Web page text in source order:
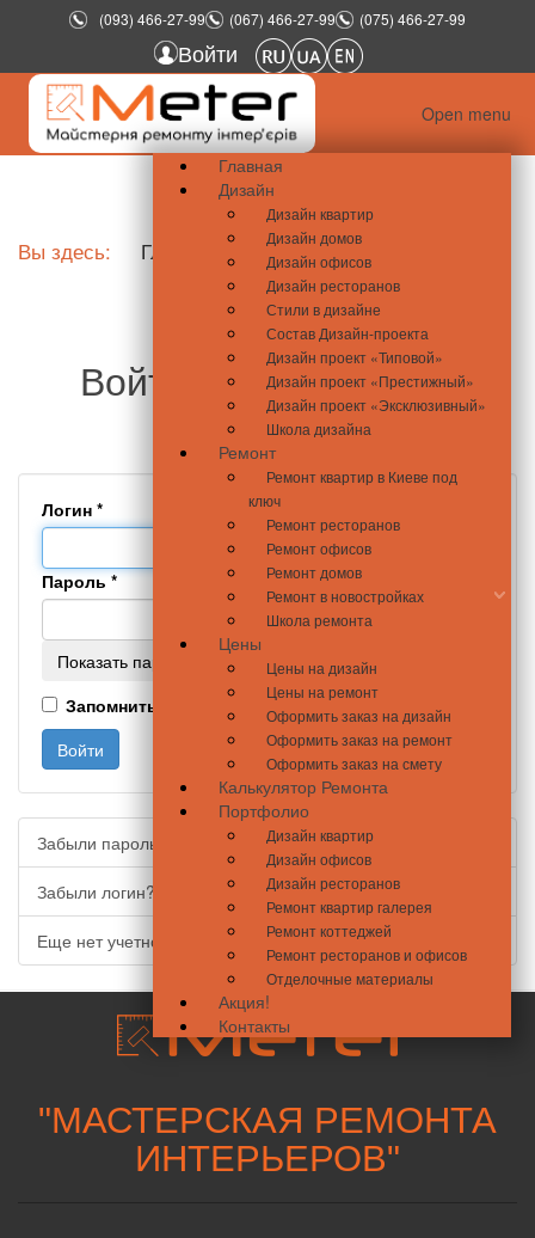
(093) 466-27-99 (067) 466-27-99 (075) 466-27-99
Войти
Open menu
Главная
Дизайн
Дизайн квартир
Дизайн домов
Дизайн офисов
Дизайн ресторанов
Стили в дизайне
Состав Дизайн-проекта
Дизайн проект «Типовой»
Дизайн проект «Престижный»
Дизайн проект «Эксклюзивный»
Школа дизайна
Ремонт
Ремонт квартир в Киеве под
ключ
Ремонт ресторанов
Ремонт офисов
Ремонт домов
Ремонт в новостройках
Школа ремонта
Цены
Цены на дизайн
Цены на ремонт
Оформить заказ на дизайн
Оформить заказ на ремонт
Оформить заказ на смету
Калькулятор Ремонта
Портфолио
Дизайн квартир
Дизайн офисов
Дизайн ресторанов
Ремонт квартир галерея
Ремонт коттеджей
Ремонт ресторанов и офисов
Отделочные материалы
Акция!
Контакты
Вы здесь: Главная Войти
Войти - meter.com.ua
Логин *
Пароль*
Показать пароль
Запомнить меня
Войти
Забыли пароль?
Забыли логин?
Еще нет учетной записи?
"МАСТЕРСКАЯ РЕМОНТА
ИНТЕРЬЕРОВ"